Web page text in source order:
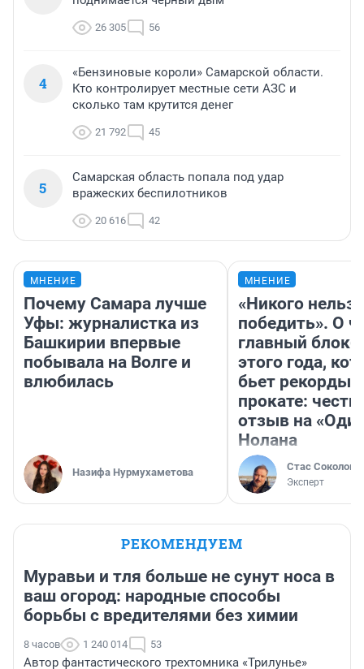
26 305 56
4
«Бензиновые короли» Самарской области.
Кто контролирует местные сети АЗС и
сколько там крутится денег
21 792 45
5
Самарская область попала под удар
вражеских беспилотников
20 616 42
МНЕНИЕ
Почему Самара лучше
Уфы: журналистка из
Башкирии впервые
побывала на Волге и
влюбилась
Назифа Нурмухаметова
МНЕНИЕ
«Никого нельзя
победить». О
главный
этого года,
бьет рекорды в
прокате:
отзыв на
Нолана
Стас Соколов
Эксперт
РЕКОМЕНДУЕМ
Муравьи и тля больше не сунут носа в
ваш огород: народные способы
борьбы с вредителями без химии
8 часов 1 240 014 53
Автор фантастического трехтомника «Трилунье»